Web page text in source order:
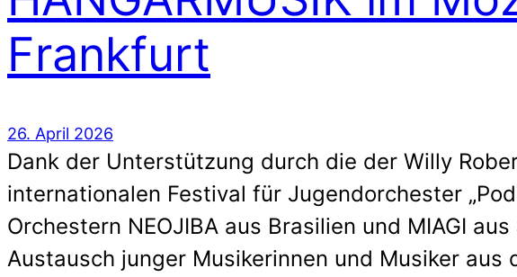
Frankfurt
26. April 2026
Dank der Unterstützung durch die der Willy
internationalen Festival für Jugendorchester
Orchestern NEOJIBA aus Brasilien und MIAGI
Austausch junger Musikerinnen und Musiker